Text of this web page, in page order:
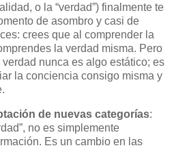
o la “verdad”) finalmente te
de asombro y casi de
crees que al comprender la
la verdad misma. Pero
nunca es algo estático; es
la conciencia consigo misma y
de nuevas categorías:
no es simplemente
Es un cambio en las